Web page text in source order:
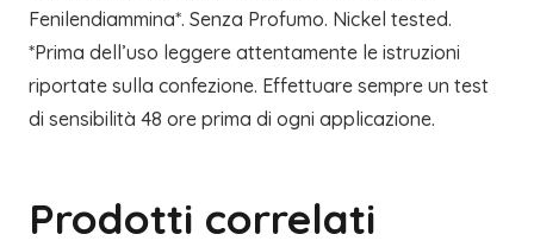
Fenilendiammina*. Senza Profumo. Nickel tested.
*Prima dell’uso leggere attentamente le istruzioni
riportate sulla confezione. Effettuare sempre un test
di sensibilità 48 ore prima di ogni applicazione.
Prodotti correlati